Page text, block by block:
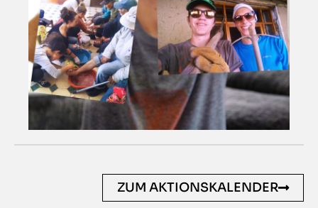
ZUM AKTIONSKALENDER